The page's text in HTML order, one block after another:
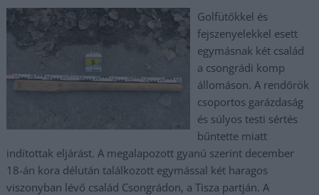
Golfütőkkel és
fejszenyelekkel esett
egymásnak két család
a csongrádi komp
állomáson. A rendőrök
csoportos garázdaság
és súlyos testi sértés
bűntette miatt
indítottak eljárást. A megalapozott gyanú szerint december
18-án kora délután találkozott egymással két haragos
viszonyban lévő család Csongrádon, a Tisza partján. A